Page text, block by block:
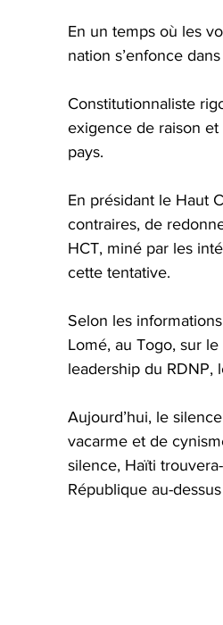
En un temps où les
nation s’enfonce
Constitutionnaliste
exigence de raison
pays.
En présidant le Haut
contraires, de
HCT, miné par les
cette tentative.
Selon les
Lomé, au Togo, sur
leadership du RDNP,
Aujourd’hui, le
vacarme et de
silence, Haïti
République au-